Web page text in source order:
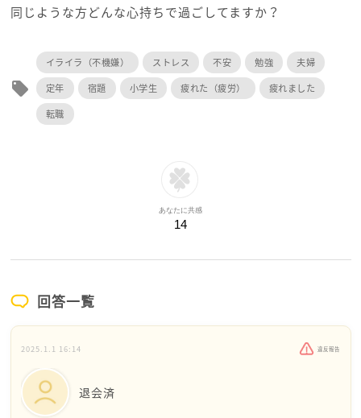
同じような方どんな心持ちで過ごしてますか？
local_offer
イライラ（不機嫌） ストレス 不安 勉強
夫婦
定年
宿題 小学生 疲れた（疲労）
疲れました
転職
あなたに共感
14
回答一覧
2025.1.1 16:14 違反報告
退会済